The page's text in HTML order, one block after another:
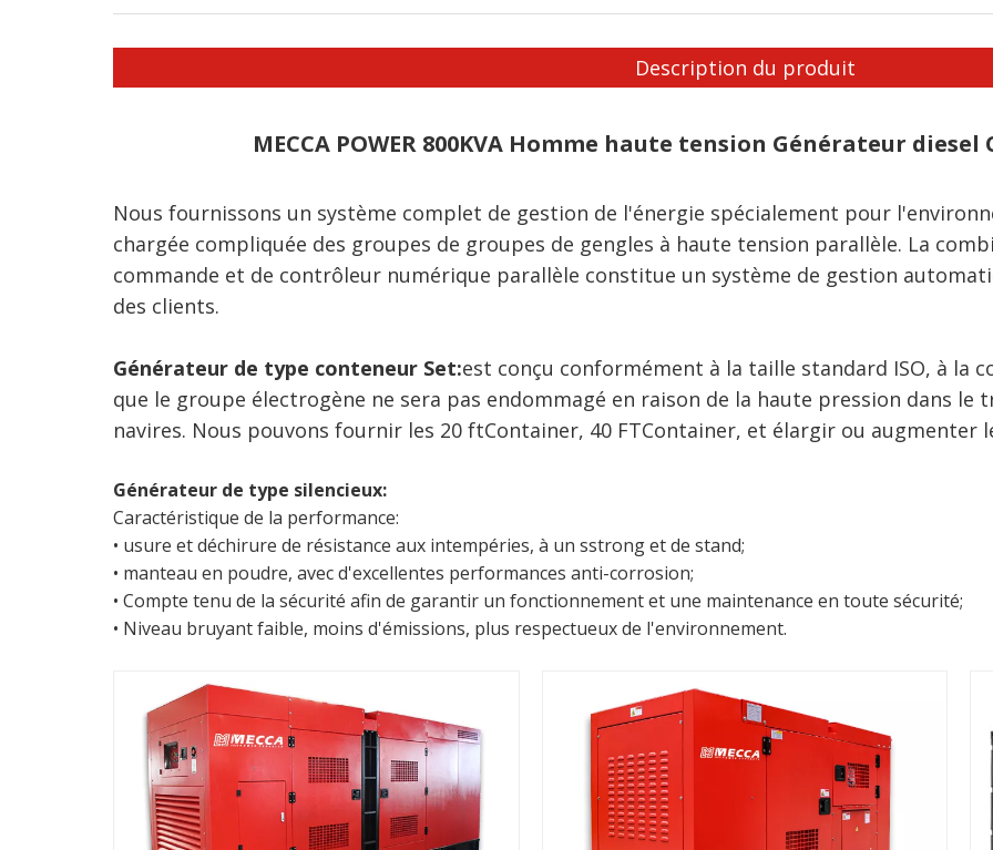
Description du produit
MECCA POWER 800KVA Homme haute tension Générateur
Nous fournissons un système complet de gestion de l'énergie spécialement pour
chargée compliquée des groupes de groupes de gengles à haute tension parallèle. La
commande et de contrôleur numérique parallèle constitue un système de gestion
des clients.
Générateur de type conteneur Set:est conçu conformément à la taille standard ISO, à la
que le groupe électrogène ne sera pas endommagé en raison de la haute pression dans
navires. Nous pouvons fournir les 20 ftContainer, 40 FTContainer, et élargir ou augmenter
Générateur de type silencieux:
Caractéristique de la performance:
• usure et déchirure de résistance aux intempéries, à un sstrong et de stand;
• manteau en poudre, avec d'excellentes performances anti-corrosion;
• Compte tenu de la sécurité afin de garantir un fonctionnement et une maintenance en toute sécurité;
• Niveau bruyant faible, moins d'émissions, plus respectueux de l'environnement.